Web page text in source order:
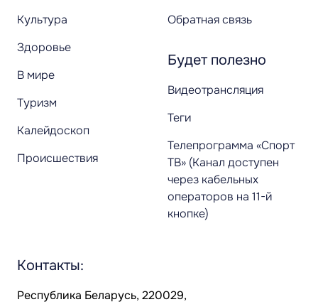
Культура
Здоровье
В мире
Туризм
Калейдоскоп
Происшествия
Обратная связь
Будет полезно
Видеотрансляция
Теги
Телепрограмма «Спорт
ТВ» (Канал доступен
через кабельных
операторов на 11-й
кнопке)
Контакты:
Республика Беларусь, 220029,